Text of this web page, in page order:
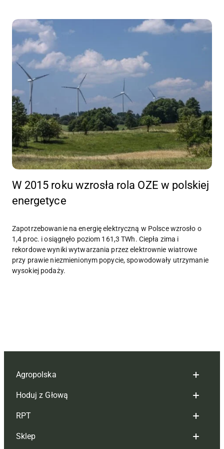
W 2015 roku wzrosła rola OZE w polskiej
energetyce
Zapotrzebowanie na energię elektryczną w Polsce wzrosło o
1,4 proc. i osiągnęło poziom 161,3 TWh. Ciepła zima i
rekordowe wyniki wytwarzania przez elektrownie wiatrowe
przy prawie niezmienionym popycie, spowodowały utrzymanie
wysokiej podaży.
Agropolska
Redakcja
Reklama
Tagi
Hoduj z Głową
Hoduj z głową bydło
Hoduj z głową świnie
RPT
Redakcja
Sklep